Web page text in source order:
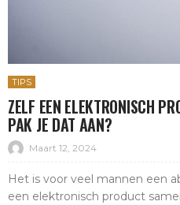
TIPS
ZELF EEN ELEKTRONISCH
PAK JE DAT AAN?
Maart 12, 2024
Het is voor veel mannen een
een elektronisch product